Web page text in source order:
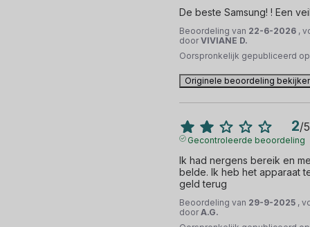
De beste Samsung! ! Een
Beoordeling van 22-6-2026 ,
door VIVIANE D.
Oorspronkelijk gepubliceerd
Originele beoordeling
2/5
Gecontroleerde beoordeling
Ik had nergens bereik en
belde. Ik heb het apparaat
geld terug
Beoordeling van 29-9-2025 ,
door A.G.